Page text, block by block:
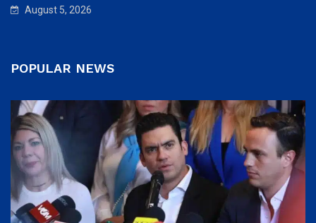
August 5, 2026
POPULAR NEWS